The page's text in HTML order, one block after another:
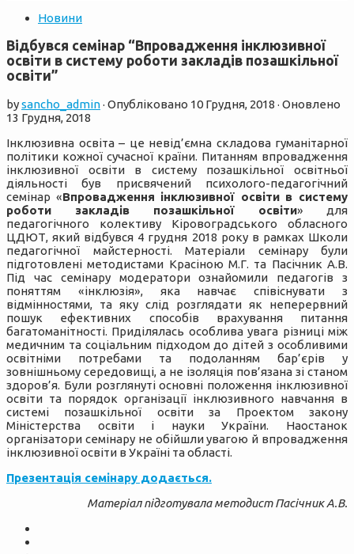
Новини
Відбувся семінар “Впровадження інклюзивної
освіти в систему роботи закладів позашкільної
освіти”
bysancho_admin· Опубліковано 10 Грудня, 2018 · Оновлено
13 Грудня, 2018
Інклюзивна освіта – це невід’ємна складова гуманітарної
політики кожної сучасної країни. Питанням впровадження
інклюзивної освіти в систему позашкільної освітньої
діяльності був присвячений психолого-педагогічний
семінар «Впровадження інклюзивної освіти в систему
роботи закладів позашкільної освіти» для
педагогічного колективу Кіровоградського обласного
ЦДЮТ, який відбувся 4 грудня 2018 року в рамках Школи
педагогічної майстерності. Матеріали семінару були
підготовлені методистами Красіною М.Г. та Пасічник А.В.
Під час семінару модератори ознайомили педагогів з
поняттям «інклюзія», яка навчає співіснувати з
відмінностями, та яку слід розглядати як неперервний
пошук ефективних способів врахування питання
багатоманітності. Приділялась особлива увага різниці між
медичним та соціальним підходом до дітей з особливими
освітніми потребами та подоланням бар’єрів у
зовнішньому середовищі, а не ізоляція пов’язана зі станом
здоров’я. Були розглянуті основні положення інклюзивної
освіти та порядок організації інклюзивного навчання в
системі позашкільної освіти за Проектом закону
Міністерства освіти і науки України. Наостанок
організатори семінару не обійшли увагою й впровадження
інклюзивної освіти в Україні та області.
Презентація семінару додається.
Матеріал підготувала методист Пасічник А.В.